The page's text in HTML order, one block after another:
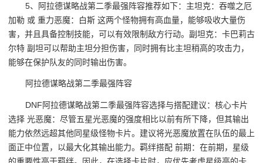
5、阿拉德谋略战第二季最强阵容推荐如下：主坦克：吞噬之厄
加勒 或 重力恶魔：白斯 这两个怪物拥有高血量，能够吸收大量伤
害，并且具备控制技能，可以有效限制敌方行动。副坦克：卡巴莉古
尔特 副坦可以帮助主坦分担伤害，同时拥有比主坦稍高的攻击力，
能够在保护队友的同时输出伤害。
阿拉德谋略战第二季最强阵容
DNF阿拉德谋略战第二季最强阵容选择与搭配建议：核心卡片
选择 光恶魔：尽管五星光恶魔的强度相比以前有所下降，但其输出
能力依然远超其他同星级怪物卡片。建议将光恶魔放置在队伍的最上
面正中位置，以最大化其输出能力。羁绊搭配 前期：在前期，星级